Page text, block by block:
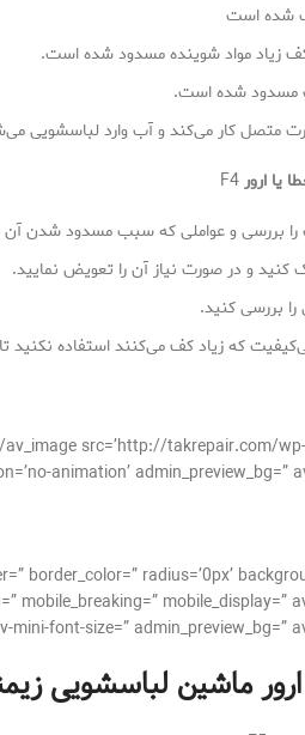
شده است
زیاد مواد شوینده مسدود شده است.
مسدود شده است.
متصل کار می‌کند و آب وارد لباسشویی
یا ارورF4
بررسی و عواملی که سبب مسدود شدن آن
و در صورت نیاز آن را تعویض نمایید.
بررسی کنید.
که زیاد کف می‌کنند استفاده
border_color=” radius=’0px’
mobile_display=”
ماشین لباسشویی